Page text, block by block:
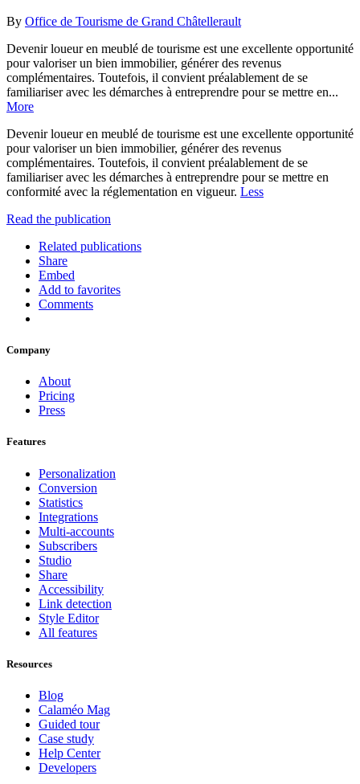
By Office de Tourisme de Grand Châtellerault
Devenir loueur en meublé de tourisme est une excellente opportunité
pour valoriser un bien immobilier, générer des revenus
complémentaires. Toutefois, il convient préalablement de se
familiariser avec les démarches à entreprendre pour se mettre en...
More
Devenir loueur en meublé de tourisme est une excellente opportunité
pour valoriser un bien immobilier, générer des revenus
complémentaires. Toutefois, il convient préalablement de se
familiariser avec les démarches à entreprendre pour se mettre en
conformité avec la réglementation en vigueur. Less
Read the publication
Related publications
Share
Embed
Add to favorites
Comments
Company
About
Pricing
Press
Features
Personalization
Conversion
Statistics
Integrations
Multi-accounts
Subscribers
Studio
Share
Accessibility
Link detection
Style Editor
All features
Resources
Blog
Calaméo Mag
Guided tour
Case study
Help Center
Developers